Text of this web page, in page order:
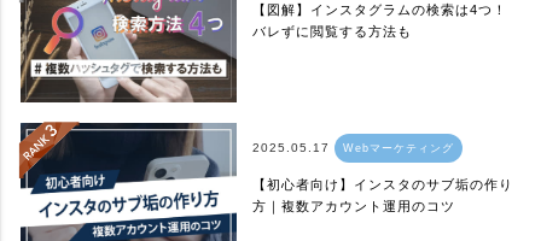
【図解】インスタグラムの検索は4つ！
バレずに閲覧する方法も
2025.05.17 Webマーケティング
【初心者向け】インスタのサブ垢の作り
方｜複数アカウント運用のコツ